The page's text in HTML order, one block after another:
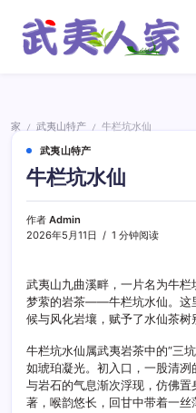
家
家 / 武夷山特产 /
牛栏坑水仙
武夷山特产
牛栏坑水仙
作者 Admin
2026年5月11日
1 分钟阅读
武夷山九曲溪畔，一片名为牛
梦萦的岩茶——牛栏坑水仙。这
候与风化岩壤，赋予了水仙茶树
牛栏坑水仙属武夷岩茶中的“三
如琥珀凝光。初入口，一股清
与岩石的气息渐次浮现，仿佛
著，喉韵悠长，回甘中带着一丝